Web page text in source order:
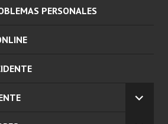
PERSONALES